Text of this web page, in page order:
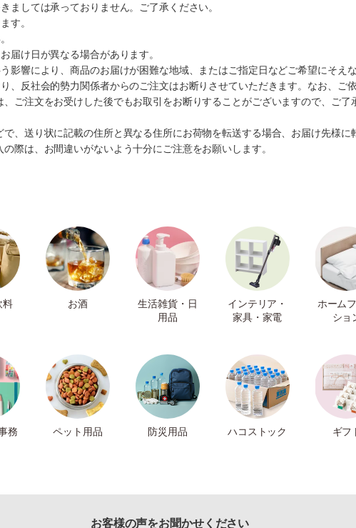
ましては承っておりません。ご了承ください。
す。
届け日が異なる場合があります。
影響により、商品のお届けが困難な地域、またはご指定日などご希望にそえな
、反社会的勢力関係者からのご注文はお断りさせていただきます。なお、ご
ご注文をお受けした後でもお取引をお断りすることがございますので、ご了
、送り状に記載の住所と異なる住所にお荷物を転送する場合、お届け先様に
際は、お間違いがないよう十分にご注意をお願いします。
料 お酒
生活雑貨・日
用品
インテリア・
家具・家電
ホーム
ショ
務
ペット用品 防災用品 ハコストック ギフ
お客様の声をお聞かせください